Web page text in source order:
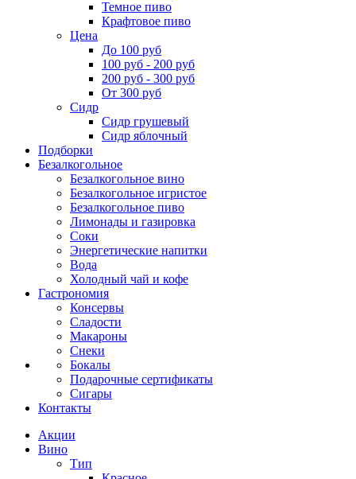
Темное пиво
Крафтовое пиво
Цена
До 100 руб
100 руб - 200 руб
200 руб - 300 руб
От 300 руб
Сидр
Сидр грушевый
Сидр яблочный
Подборки
Безалкогольное
Безалкогольное вино
Безалкогольное игристое
Безалкогольное пиво
Лимонады и газировка
Соки
Энергетические напитки
Вода
Холодный чай и кофе
Гастрономия
Консервы
Сладости
Макароны
Снеки
Бокалы
Подарочные сертификаты
Сигары
Контакты
Акции
Вино
Тип